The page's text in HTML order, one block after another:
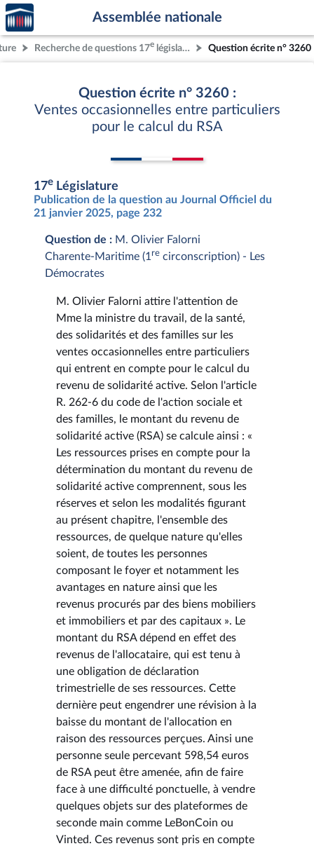
Aller au contenu
Aller en bas de la page
Accèder
à la
page
d'accueil
Assemblée nationale
Recherche de questions 17e législature Question écrite n° 3260
Question écrite n° 3260 :
Ventes occasionnelles entre particuliers
pour le calcul du RSA
17e Législature
Publication de la question au Journal Officiel du
21 janvier 2025, page 232
Question de : M. Olivier Falorni
Charente-Maritime (1 re circonscription) - Les
Démocrates
M. Olivier Falorni attire l'attention de
Mme la ministre du travail, de la santé,
des solidarités et des familles sur les
ventes occasionnelles entre particuliers
qui entrent en compte pour le calcul du
revenu de solidarité active. Selon l'article
R. 262-6 du code de l'action sociale et
des familles, le montant du revenu de
solidarité active (RSA) se calcule ainsi : «
Les ressources prises en compte pour la
détermination du montant du revenu de
solidarité active comprennent, sous les
réserves et selon les modalités figurant
au présent chapitre, l'ensemble des
ressources, de quelque nature qu'elles
soient, de toutes les personnes
composant le foyer et notamment les
avantages en nature ainsi que les
revenus procurés par des biens mobiliers
et immobiliers et par des capitaux ». Le
montant du RSA dépend en effet des
revenus de l'allocataire, qui est tenu à
une obligation de déclaration
trimestrielle de ses ressources. Cette
dernière peut engendrer une révision à la
baisse du montant de l'allocation en
raison des ressources perçues. Ainsi une
personne seule percevant 598,54 euros
de RSA peut être amenée, afin de faire
face à une difficulté ponctuelle, à vendre
quelques objets sur des plateformes de
seconde main comme LeBonCoin ou
Vinted. Ces revenus sont pris en compte